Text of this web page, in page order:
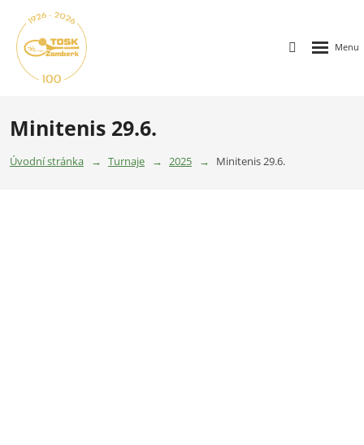
Minitenis 29.6.
Úvodní stránka Turnaje 2025 Minitenis 29.6.